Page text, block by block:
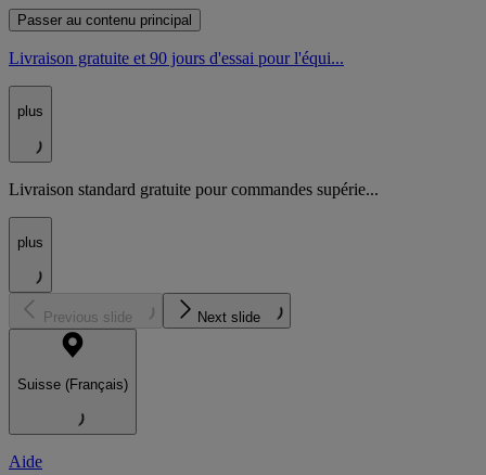
Passer au contenu principal
Livraison gratuite et 90 jours d'essai pour l'équi...
plus
Livraison standard gratuite pour commandes supérie...
plus
Previous slide Next slide
Suisse (Français)
Aide